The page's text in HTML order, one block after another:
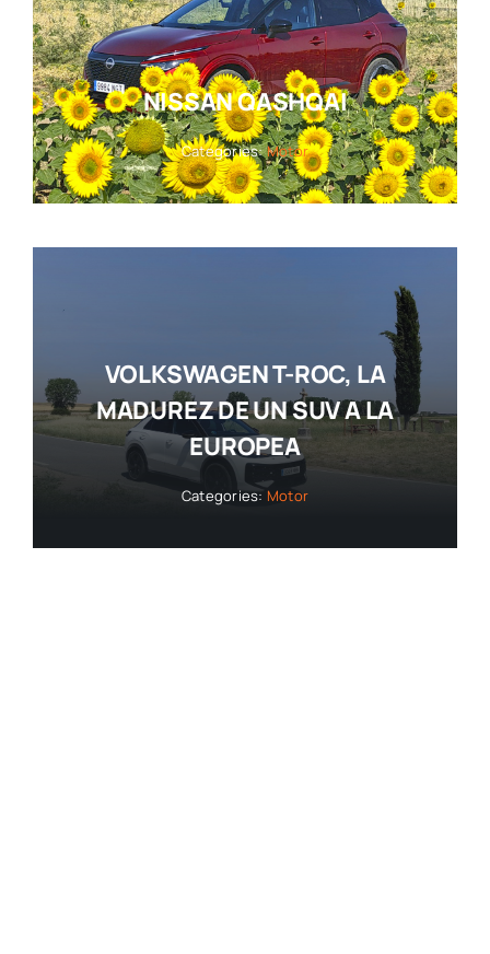
NISSAN QASHQAI
Categories:Motor
VOLKSWAGEN T-ROC, LA
MADUREZ DE UN SUV A LA
EUROPEA
Categories: Motor